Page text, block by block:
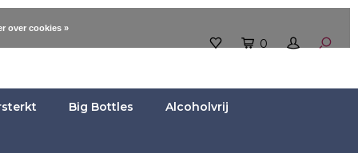
0
Big Bottles Alcoholvrij
over cookies »